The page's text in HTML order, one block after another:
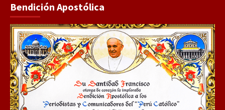
Bendición Apostólica